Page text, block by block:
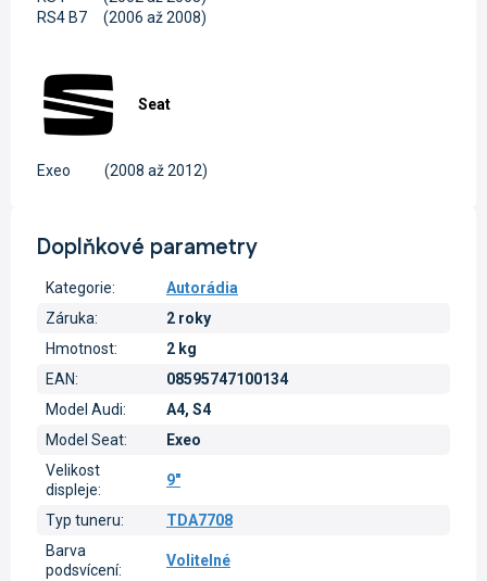
RS4 B7
(2006 až 2008)
Seat
Exeo (2008 až 2012)
Doplňkové parametry
Kategorie:
Autorádia
Záruka:
2 roky
Hmotnost:
2 kg
EAN:
08595747100134
Model Audi:
A4, S4
Model Seat:
Exeo
Velikost
displeje:
9"
Typ tuneru:
TDA7708
Barva
podsvícení:
Volitelné